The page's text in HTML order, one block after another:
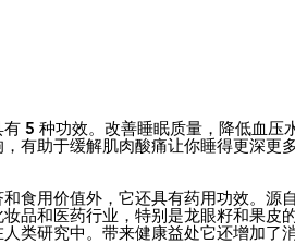
5 种功效。改善睡眠质量，降低血
有助于缓解肌肉酸痛让你睡得更深更
食用价值外，它还具有药用功效。源
品和医药行业，特别是龙眼籽和果皮
类研究中。带来健康益处它还增加了